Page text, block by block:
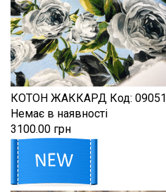
КОТОН ЖАККАРД Код: 09051
Немає в наявності
3100.00 грн